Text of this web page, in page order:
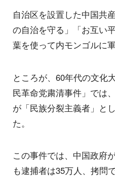
自治区を設置した中国共
の自治を守る」「お互い
葉を使って内モンゴルに
ところが、60年代の文化
民革命党粛清事件」では
が「民族分裂主義者」と
た。
この事件では、中国政府
も逮捕者は35万人、拷問